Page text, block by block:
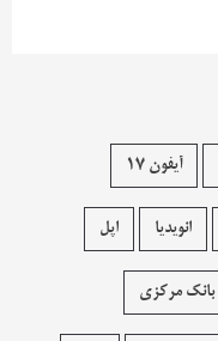
آیفون 17
انویدیا اپل
بانک مرکزی